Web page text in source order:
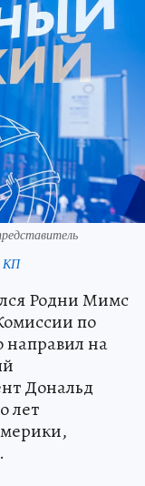
КП
Родни Мимс
по
на
Дональд
лет